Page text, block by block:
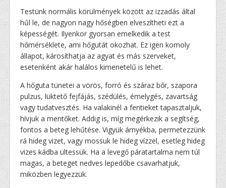
Testünk normális körülmények között az izzadás által
hűl le, de nagyon nagy hőségben elveszítheti ezt a
képességét. Ilyenkor gyorsan emelkedik a test
hőmérséklete, ami hőgutát okozhat. Ez igen komoly
állapot, károsíthatja az agyat és más szerveket,
esetenként akár halálos kimenetelű is lehet.
A hőguta tünetei a vörös, forró és száraz bőr, szapora
pulzus, lüktető fejfájás, szédülés, émelygés, zavartság
vagy tudatvesztés. Ha valakinél a fentieket tapasztaljuk,
hívjuk a mentőket. Addig is, míg megérkezik a segítség,
fontos a beteg lehűtése. Vigyük árnyékba, permetezzünk
rá hideg vizet, vagy mossuk le hideg vízzel, esetleg hideg
vizes kádba ültessük. Ha a levegő páratartalma nem túl
magas, a beteget nedves lepedőbe csavarhatjuk,
miközben legyezzük.